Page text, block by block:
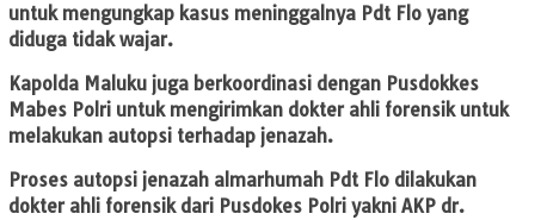
untuk mengungkap kasus meninggalnya Pdt Flo yang
diduga tidak wajar.
Kapolda Maluku juga berkoordinasi dengan Pusdokkes
Mabes Polri untuk mengirimkan dokter ahli forensik untuk
melakukan autopsi terhadap jenazah.
Proses autopsi jenazah almarhumah Pdt Flo dilakukan
dokter ahli forensik dari Pusdokes Polri yakni AKP dr.